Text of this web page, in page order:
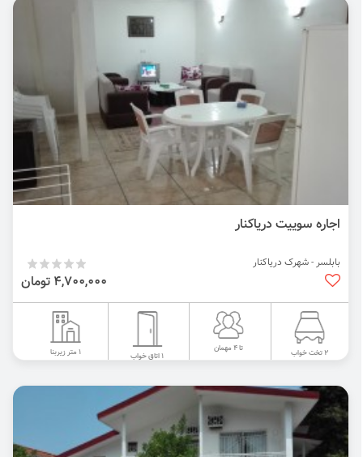
اجاره سوییت دریاکنار
بابلسر - شهرک دریاکنار
4,700,000 تومان
2 تخت خواب تا 4 مهمان
1 اتاق خواب 1 متر زیربنا